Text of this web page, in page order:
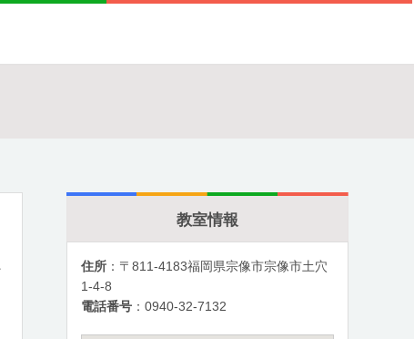
教室情報
住所 ：〒811-4183福岡県宗像市宗像市土穴
1-4-8
電話番号 ：0940-32-7132